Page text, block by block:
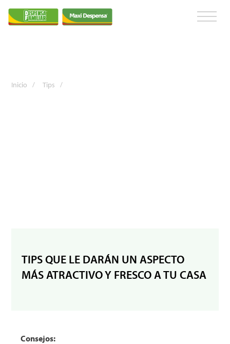
Inicio / Tips /
TIPS QUE LE DARÁN UN ASPECTO
MÁS ATRACTIVO Y FRESCO A TU CASA
Consejos: